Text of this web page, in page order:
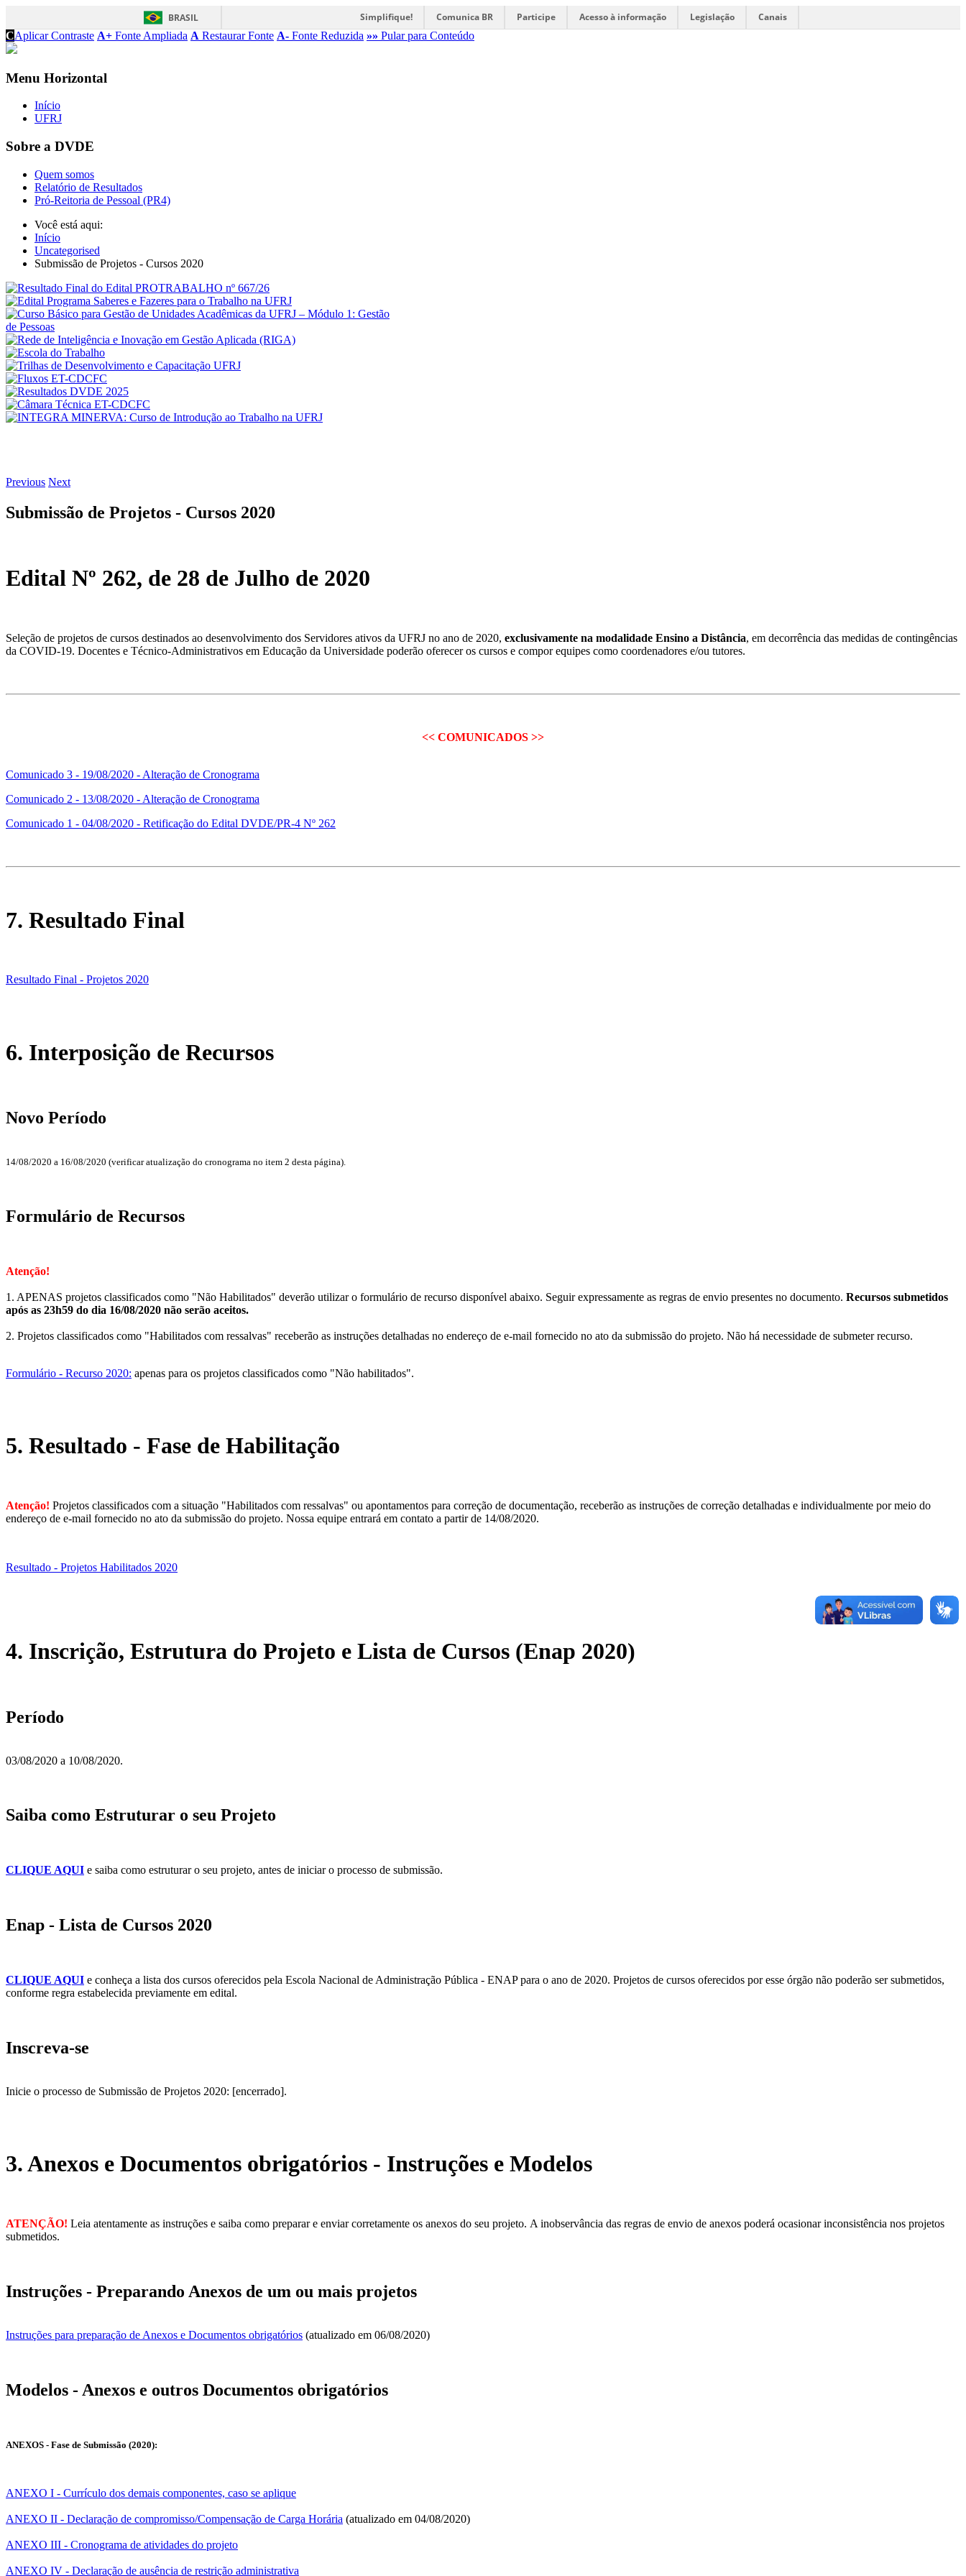
BRASIL Simplifique! Comunica BR Participe Acesso à informação Legislação
Canais
CAplicar Contraste A+ Fonte Ampliada A Restaurar Fonte A- Fonte Reduzida »» Pular para Conteúdo
Menu Horizontal
Início
UFRJ
Sobre a DVDE
Quem somos
Relatório de Resultados
Pró-Reitoria de Pessoal (PR4)
Você está aqui:
Início
Uncategorised
Submissão de Projetos - Cursos 2020
Previous Next
Submissão de Projetos - Cursos 2020
Edital Nº 262, de 28 de Julho de 2020
Seleção de projetos de cursos destinados ao desenvolvimento dos Servidores ativos da UFRJ no ano de 2020, exclusivamente na modalidade Ensino a Distância, em decorrência das medidas de contingências
da COVID-19. Docentes e Técnico-Administrativos em Educação da Universidade poderão oferecer os cursos e compor equipes como coordenadores e/ou tutores.
<< COMUNICADOS >>
Comunicado 3 - 19/08/2020 - Alteração de Cronograma
Comunicado 2 - 13/08/2020 - Alteração de Cronograma
Comunicado 1 - 04/08/2020 - Retificação do Edital DVDE/PR-4 Nº 262
7. Resultado Final
Resultado Final - Projetos 2020
6. Interposição de Recursos
Novo Período
14/08/2020 a 16/08/2020 (verificar atualização do cronograma no item 2 desta página).
Formulário de Recursos
Atenção!
1. APENAS projetos classificados como "Não Habilitados" deverão utilizar o formulário de recurso disponível abaixo. Seguir expressamente as regras de envio presentes no documento. Recursos submetidos
após as 23h59 do dia 16/08/2020 não serão aceitos.
2. Projetos classificados como "Habilitados com ressalvas" receberão as instruções detalhadas no endereço de e-mail fornecido no ato da submissão do projeto. Não há necessidade de submeter recurso.
Formulário - Recurso 2020: apenas para os projetos classificados como "Não habilitados".
5. Resultado - Fase de Habilitação
Atenção! Projetos classificados com a situação "Habilitados com ressalvas" ou apontamentos para correção de documentação, receberão as instruções de correção detalhadas e individualmente por meio do
endereço de e-mail fornecido no ato da submissão do projeto. Nossa equipe entrará em contato a partir de 14/08/2020.
Resultado - Projetos Habilitados 2020
4. Inscrição, Estrutura do Projeto e Lista de Cursos (Enap 2020)
Período
03/08/2020 a 10/08/2020.
Saiba como Estruturar o seu Projeto
CLIQUE AQUI e saiba como estruturar o seu projeto, antes de iniciar o processo de submissão.
Enap - Lista de Cursos 2020
CLIQUE AQUI e conheça a lista dos cursos oferecidos pela Escola Nacional de Administração Pública - ENAP para o ano de 2020. Projetos de cursos oferecidos por esse órgão não poderão ser submetidos,
conforme regra estabelecida previamente em edital.
Inscreva-se
Inicie o processo de Submissão de Projetos 2020: [encerrado].
3. Anexos e Documentos obrigatórios - Instruções e Modelos
ATENÇÃO! Leia atentamente as instruções e saiba como preparar e enviar corretamente os anexos do seu projeto. A inobservância das regras de envio de anexos poderá ocasionar inconsistência nos projetos
submetidos.
Instruções - Preparando Anexos de um ou mais projetos
Instruções para preparação de Anexos e Documentos obrigatórios (atualizado em 06/08/2020)
Modelos - Anexos e outros Documentos obrigatórios
ANEXOS - Fase de Submissão (2020):
ANEXO I - Currículo dos demais componentes, caso se aplique
ANEXO II - Declaração de compromisso/Compensação de Carga Horária (atualizado em 04/08/2020)
ANEXO III - Cronograma de atividades do projeto
ANEXO IV - Declaração de ausência de restrição administrativa